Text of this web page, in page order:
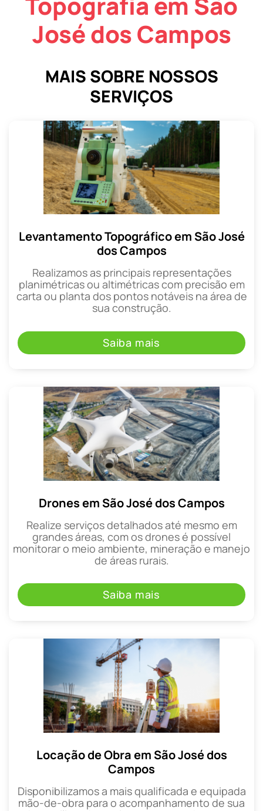
José dos Campos
MAIS SOBRE NOSSOS
SERVIÇOS
Levantamento Topográfico em São José
dos Campos
Realizamos as principais representações
planimétricas ou altimétricas com precisão em
carta ou planta dos pontos notáveis na área de
sua construção.
Saiba mais
Drones em São José dos Campos
Realize serviços detalhados até mesmo em
grandes áreas, com os drones é possível
monitorar o meio ambiente, mineração e manejo
de áreas rurais.
Saiba mais
Locação de Obra em São José dos
Campos
Disponibilizamos a mais qualificada e equipada
mão-de-obra para o acompanhamento de sua